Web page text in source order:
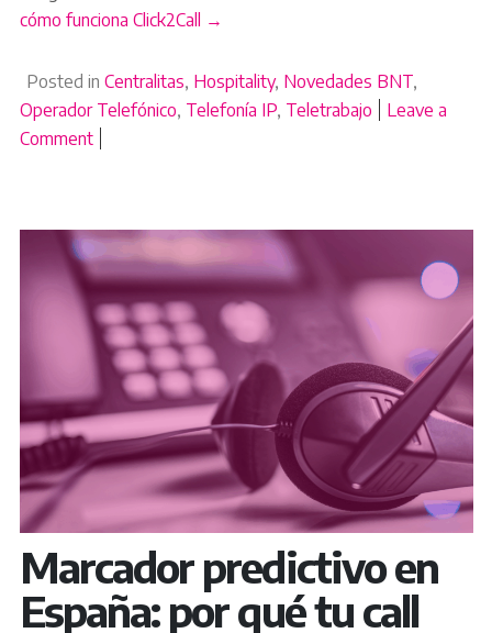
cómo funciona Click2Call →
Posted in Centralitas, Hospitality, Novedades BNT,
Operador Telefónico, Telefonía IP, Teletrabajo
Leave a
Commenton Por qué muchas webs en España pierden
Marcador predictivo en
España: por qué tu call